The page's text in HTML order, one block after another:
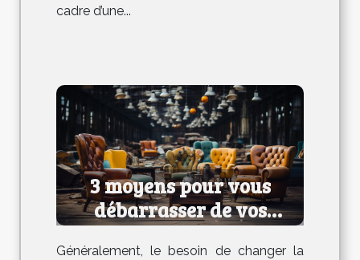
cadre d’une...
3 moyens pour vous
débarrasser de vos
anciens meubles
Généralement, le besoin de changer la